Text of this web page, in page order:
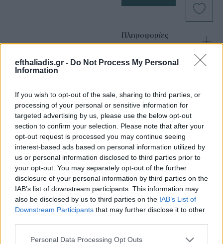
efthaliadis.gr - Do Not Process My Personal
Information
If you wish to opt-out of the sale, sharing to third parties, or
processing of your personal or sensitive information for
targeted advertising by us, please use the below opt-out
section to confirm your selection. Please note that after your
opt-out request is processed you may continue seeing
interest-based ads based on personal information utilized by
us or personal information disclosed to third parties prior to
your opt-out. You may separately opt-out of the further
disclosure of your personal information by third parties on the
IAB’s list of downstream participants. This information may
also be disclosed by us to third parties on the IAB’s List of
Downstream Participants that may further disclose it to other
Personal Data Processing Opt Outs
Πληροφορίες
Προϊόντος
Επιλογές Που Ταιριάζουν
Ανακαλύψτε τα κοσμήματα που αγαπήθηκαν περισσότερο!
Εδώ θα βρείτε τις κορυφαίες επιλογές που ξεχωρίζουν για
το μοναδικό τους στυλ και την εξαιρετική τους ποιότητα.
ΧΡΥΣΌΣ 18 ΚΑΡΑΤΊΩΝ -10% BRASS